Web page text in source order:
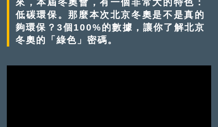
來，本屆冬奧會，有一個非常大的特色：
低碳環保。那麼本次北京冬奧是不是真的
夠環保？3個100%的數據，讓你了解北京
冬奧的「綠色」密碼。